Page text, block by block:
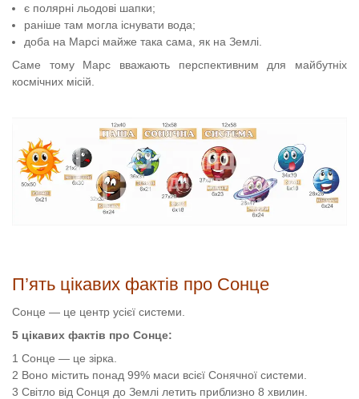
є полярні льодові шапки;
раніше там могла існувати вода;
доба на Марсі майже така сама, як на Землі.
Саме тому Марс вважають перспективним для майбутніх
космічних місій.
П’ять цікавих фактів про Сонце
Сонце — це центр усієї системи.
5 цікавих фактів про Сонце:
Сонце — це зірка.
Воно містить понад 99% маси всієї Сонячної системи.
Світло від Сонця до Землі летить приблизно 8 хвилин.